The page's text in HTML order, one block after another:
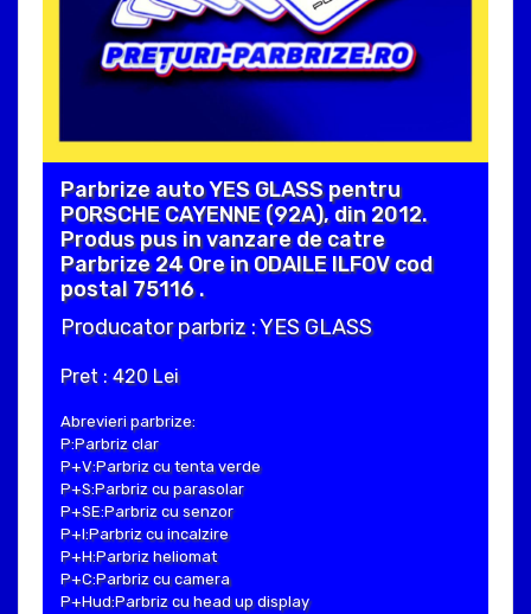
Parbrize auto YES GLASS pentru
PORSCHE CAYENNE (92A), din 2012.
Produs pus in vanzare de catre
Parbrize 24 Ore in ODAILE ILFOV cod
postal 75116 .
Producator parbriz : YES GLASS
Pret : 420 Lei
Abrevieri parbrize:
P:Parbriz clar
P+V:Parbriz cu tenta verde
P+S:Parbriz cu parasolar
P+SE:Parbriz cu senzor
P+I:Parbriz cu incalzire
P+H:Parbriz heliomat
P+C:Parbriz cu camera
P+Hud:Parbriz cu head up display